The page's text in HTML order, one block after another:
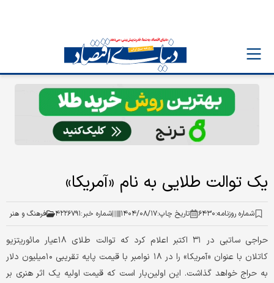
یک توالت طلایی به نام «آمریکا»
شماره روزنامه:۶۴۳۰ تاریخ چاپ:۱۴۰۴/۰۸/۱۷ شماره خبر:۴۲۲۶۷۹۱ فرهنگ و هنر
حراجی ساتبی در ۳۱ اکتبر اعلام کرد که توالت طلای ۱۸عیار مائوریتزیو
کاتلان با عنوان «آمریکا» را در ۱۸ نوامبر با قیمت پایه تقریبی ۱۰‌میلیون دلار
به حراج خواهد گذاشت. این اولین‌بار است که قیمت اولیه یک اثر هنری بر